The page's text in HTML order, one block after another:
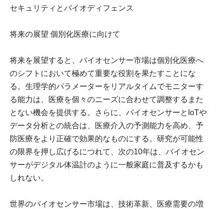
セキュリティとバイオディフェンス
将来の展望 個別化医療に向けて
将来を展望すると、バイオセンサー市場は個別化医療へ
のシフトにおいて極めて重要な役割を果たすことにな
る。生理学的パラメーターをリアルタイムでモニターす
る能力は、医療を個々のニーズに合わせて調整するまた
とない機会を提供する。さらに、バイオセンサーとIoTや
データ分析との統合は、医療介入の予測能力を高め、予
防医療をより正確で効果的なものにする。研究が可能性
の限界を押し広げるにつれて、次の10年は、バイオセン
サーがデジタル体温計のように一般家庭に普及するかも
しれない。
世界のバイオセンサー市場は、技術革新、医療需要の増